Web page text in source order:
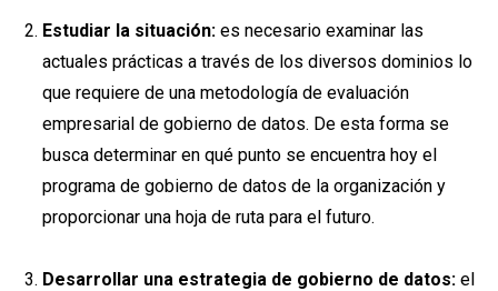
Estudiar la situación: es necesario examinar las
actuales prácticas a través de los diversos dominios lo
que requiere de una metodología de evaluación
empresarial de gobierno de datos. De esta forma se
busca determinar en qué punto se encuentra hoy el
programa de gobierno de datos de la organización y
proporcionar una hoja de ruta para el futuro.
Desarrollar una estrategia de gobierno de datos: el